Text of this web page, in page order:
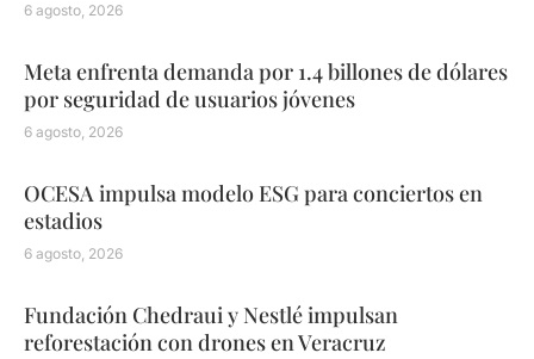
6 agosto, 2026
Meta enfrenta demanda por 1.4 billones de dólares
por seguridad de usuarios jóvenes
6 agosto, 2026
OCESA impulsa modelo ESG para conciertos en
estadios
6 agosto, 2026
Fundación Chedraui y Nestlé impulsan
reforestación con drones en Veracruz